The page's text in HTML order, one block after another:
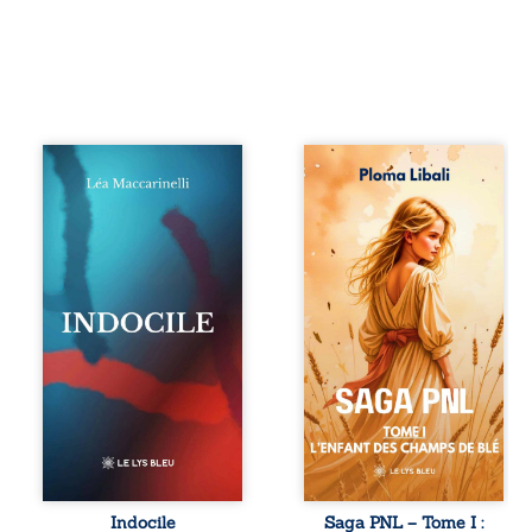
Quatre parties.
Quatre refus.
Quatre visages
d’une existence en
friction. Entre les
silences qu’on ne
déchiffre pas, les
amours qu’on
dérange, les corps
qu’on administre
et les liens qu’on
sabote, cet
ouvrage parle à
vivent trop fort,
trop vrai, trop tôt.
traversée. Une
Indocile
Autrefois, les
champs d’Atlantis
vibraient sous le
vent et les enfants
couraient dans les
blés. Puis la
couronne plia le
genou, livrant son
peuple à l’ombre
d’Ivorny. À Atove,
Luwel aurait pu
disparaître dans
les ruines de son
destin ; pourtant,
sous les pierres
d’un temple
oublié, des
rebelles lui
Saga PNL – Tome I :